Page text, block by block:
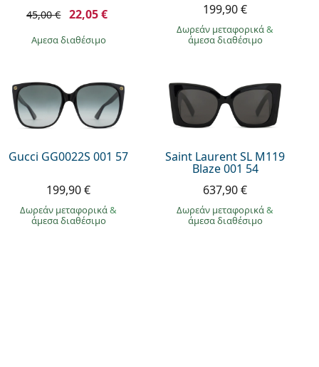
45,00 € 22,05 €
άμεσα διαθέσιμο
199,90 €
Δωρεάν μεταφορικά&
άμεσα διαθέσιμο
Gucci GG0022S 001 57
199,90 €
Δωρεάν μεταφορικά&
άμεσα διαθέσιμο
Saint Laurent SL M119
Blaze 001 54
637,90 €
Δωρεάν μεταφορικά&
άμεσα διαθέσιμο